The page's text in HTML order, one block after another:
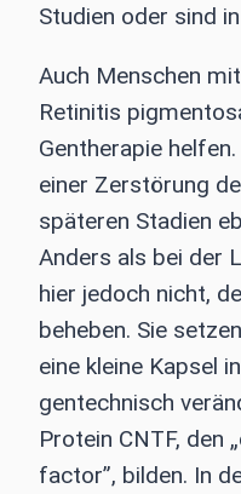
Studien oder sind
Auch Menschen
Retinitis
Gentherapie
einer Zerstörung
späteren Stadien
Anders als bei der
hier jedoch nicht,
beheben. Sie
eine kleine Kapsel
gentechnisch
Protein CNTF, den
factor”, bilden. In